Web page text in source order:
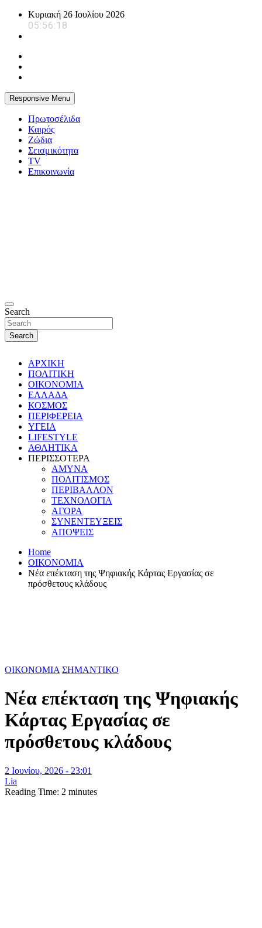
Skip
content
Κυριακή 26 Ιουλίου 2026
05:56:19
Responsive Menu
Πρωτοσέλιδα
Καιρός
Ζώδια
Σεισμικότητα
TV
Επικοινωνία
Search
Search
ΑΡΧΙΚΗ
ΠΟΛΙΤΙΚΗ
ΟΙΚΟΝΟΜΙΑ
ΕΛΛΑΔΑ
ΚΟΣΜΟΣ
ΠΕΡΙΦΕΡΕΙΑ
ΥΓΕΙΑ
LIFESTYLE
ΑΘΛΗΤΙΚΑ
ΠΕΡΙΣΣΟΤΕΡΑ
ΑΜΥΝΑ
ΠΟΛΙΤΙΣΜΟΣ
ΠΕΡΙΒΑΛΛΟΝ
ΤΕΧΝΟΛΟΓΙΑ
ΑΓΟΡΑ
ΣΥΝΕΝΤΕΥΞΕΙΣ
ΑΠΟΨΕΙΣ
Home
ΟΙΚΟΝΟΜΙΑ
Νέα επέκταση της Ψηφιακής Κάρτας Εργασίας σε
πρόσθετους κλάδους
ΟΙΚΟΝΟΜΙΑ ΣΗΜΑΝΤΙΚΟ
Νέα επέκταση της Ψηφιακής
Κάρτας Εργασίας σε
πρόσθετους κλάδους
2 Ιουνίου, 2026 - 23:01
Lia
Reading Time: 2 minutes